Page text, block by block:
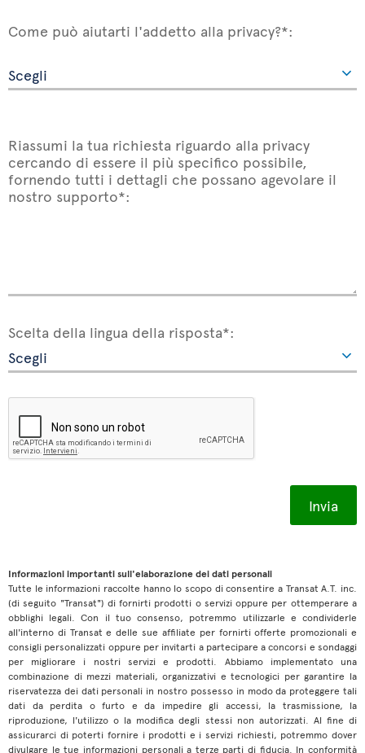
Come può aiutarti l'addetto alla privacy?*:
Riassumi la tua richiesta riguardo alla privacy
cercando di essere il più specifico possibile,
fornendo tutti i dettagli che possano agevolare il
nostro supporto*:
Scelta della lingua della risposta*:
Informazioni importanti sull'elaborazione dei dati personali
Tutte le informazioni raccolte hanno lo scopo di consentire a Transat A.T. inc.
(di seguito "Transat") di fornirti prodotti o servizi oppure per ottemperare a
obblighi legali. Con il tuo consenso, potremmo utilizzarle e condividerle
all'interno di Transat e delle sue affiliate per fornirti offerte promozionali e
consigli personalizzati oppure per invitarti a partecipare a concorsi e sondaggi
per migliorare i nostri servizi e prodotti. Abbiamo implementato una
combinazione di mezzi materiali, organizzativi e tecnologici per garantire la
riservatezza dei dati personali in nostro possesso in modo da proteggere tali
dati da perdita o furto e da impedire gli accessi, la trasmissione, la
riproduzione, l'utilizzo o la modifica degli stessi non autorizzati. Al fine di
assicurarci di poterti fornire i prodotti e i servizi richiesti, potremmo dover
divulgare le tue informazioni personali a terze parti di fiducia. In conformità